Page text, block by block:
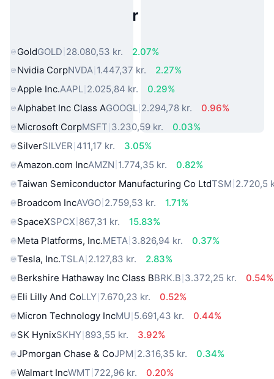
Populære aktiver fra den virkelige
GoldGOLD 28.080,53 kr.
2.07%
Nvidia CorpNVDA 1.447,37 kr.
2.27%
Apple Inc.AAPL 2.025,84 kr.
0.29%
Alphabet Inc Class AGOOGL 2.294,78 kr.
0.96%
Microsoft CorpMSFT 3.230,59 kr.
0.03%
SilverSILVER 411,17 kr.
3.05%
Amazon.com IncAMZN 1.774,35 kr.
0.82%
Taiwan Semiconductor Manufacturing Co LtdTSM 2.720,5
Broadcom IncAVGO 2.759,53 kr.
1.71%
SpaceXSPCX 867,31 kr.
15.83%
Meta Platforms, Inc.META 3.826,94 kr.
0.37%
Tesla, Inc.TSLA 2.127,83 kr.
2.83%
Berkshire Hathaway Inc Class BBRK.B 3.372,25 kr.
0.54%
Eli Lilly And CoLLY 7.670,23 kr.
0.52%
Micron Technology IncMU 5.691,43 kr.
0.44%
SK HynixSKHY 893,55 kr.
3.92%
JPmorgan Chase & CoJPM 2.316,35 kr.
0.34%
Walmart IncWMT 722,96 kr. 0.20%